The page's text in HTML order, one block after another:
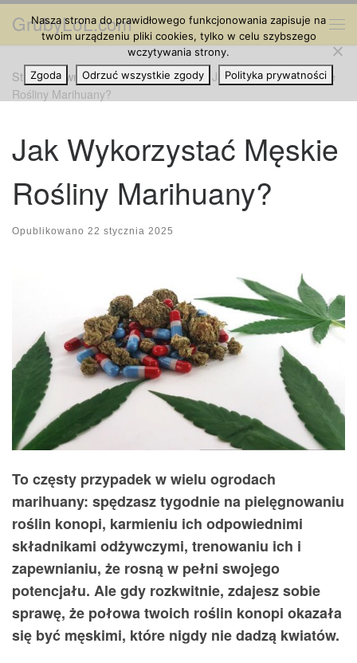
Przejdź do treści
GrubyLoL.com
Strona główna » Hodowla Marihuany » Jak Wykorzystać Męskie
Rośliny Marihuany?
Jak Wykorzystać Męskie
Rośliny Marihuany?
Opublikowano 22 stycznia 2025
To częsty przypadek w wielu ogrodach
marihuany: spędzasz tygodnie na pielęgnowaniu
roślin konopi, karmieniu ich odpowiednimi
składnikami odżywczymi, trenowaniu ich i
zapewnianiu, że rosną w pełni swojego
potencjału. Ale gdy rozkwitnie, zdajesz sobie
sprawę, że połowa twoich roślin konopi okazała
się być męskimi, które nigdy nie dadzą kwiatów.
Nasza strona do prawidłowego funkcjonowania zapisuje na
twoim urządzeniu pliki cookies, tylko w celu szybszego
wczytywania strony.
Zgoda
Odrzuć wszystkie zgody Polityka prywatności